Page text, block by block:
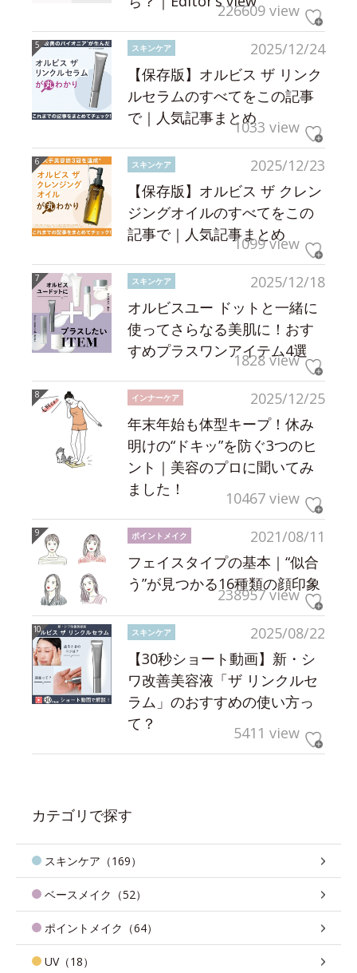
226609 view
2025/12/24
スキンケア
【保存版】オルビス ザ リンク
ルセラムのすべてをこの記事
で｜人気記事まとめ1033 view
2025/12/23
スキンケア
【保存版】オルビス ザ クレン
ジングオイルのすべてをこの
記事で｜人気記事まとめ
1099 view
2025/12/18
スキンケア
オルビスユー ドットと一緒に
使ってさらなる美肌に！おす
すめプラスワンアイテム4選
1828 view
2025/12/25
インナーケア
年末年始も体型キープ！休み
明けの“ドキッ”を防ぐ3つのヒ
ント｜美容のプロに聞いてみ
ました！
10467 view
2021/08/11
ポイントメイク
フェイスタイプの基本｜“似合
う”が見つかる16種類の顔印象
238957 view
2025/08/22
スキンケア
【30秒ショート動画】新・シ
ワ改善美容液「ザ リンクルセ
ラム」のおすすめの使い方っ
て？
5411 view
カテゴリで探す
スキンケア（169）
ベースメイク（52）
ポイントメイク（64）
UV（18）